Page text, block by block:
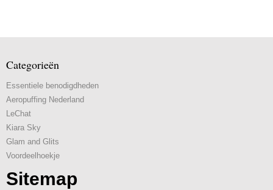
Categorieën
Essentiele benodigdheden
Aeropuffing Nederland
LeChat
Kiara Sky
Glam and Glits
Voordeelhoekje
Sitemap